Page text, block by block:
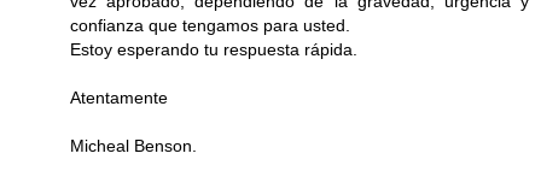
confianza que tengamos para usted.
Estoy esperando tu respuesta rápida.
Atentamente
Micheal Benson.